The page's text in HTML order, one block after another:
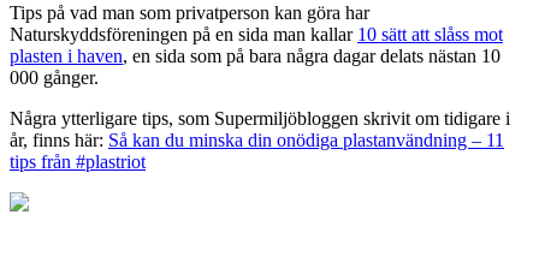
Tips på vad man som privatperson kan göra har
Naturskyddsföreningen på en sida man kallar 10 sätt att slåss mot
plasten i haven, en sida som på bara några dagar delats nästan 10
000 gånger.
Några ytterligare tips, som Supermiljöbloggen skrivit om tidigare i
år, finns här: Så kan du minska din onödiga plastanvändning – 11
tips från #plastriot